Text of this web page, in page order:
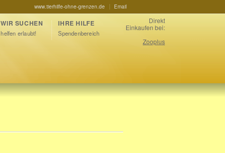
www.tierhilfe-ohne-grenzen.de Email
WIR SUCHEN
helfen erlaubt!
IHRE HILFE
Spendenbereich
Direkt
Einkaufen bei:
Zooplus